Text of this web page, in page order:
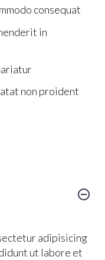
consequat
in
non proident
adipisicing
ut labore et